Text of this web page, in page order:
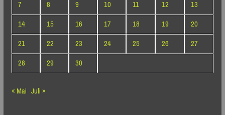
7
8 9 10 11 12
13
14
15 16 17 18 19
20
21
22 23 24 25 26
27
28
29
30
« Mai Juli »